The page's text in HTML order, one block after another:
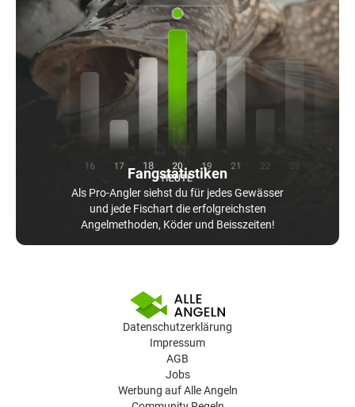
Fangstatistiken
Als Pro-Angler siehst du für jedes Gewässer
und jede Fischart die erfolgreichsten
Angelmethoden, Köder und Beisszeiten!
Datenschutzerklärung
Impressum
AGB
Jobs
Werbung auf Alle Angeln